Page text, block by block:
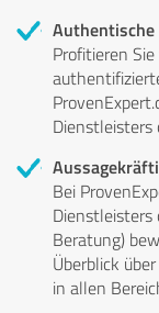
Authentische
Profitieren
Dienstleisters
Bei
Dienstleisters
Beratung)
Überblick
in allen